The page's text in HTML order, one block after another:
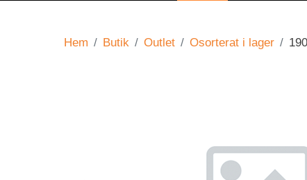
Hem Butik Outlet Osorterat i lager